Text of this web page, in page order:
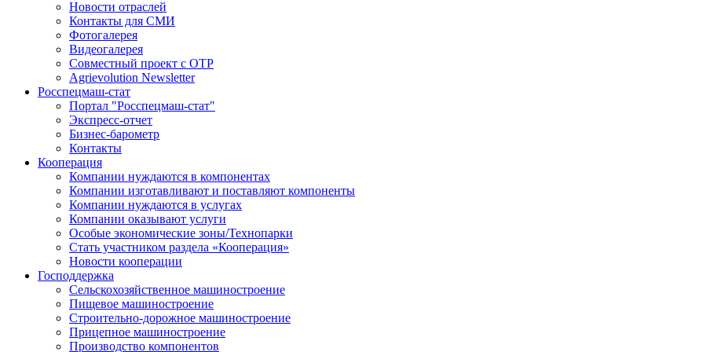
Новости отраслей
Контакты для СМИ
Фотогалерея
Видеогалерея
Совместный проект с ОТР
Agrievolution Newsletter
Росспецмаш-стат
Портал "Росспецмаш-стат"
Экспресс-отчет
Бизнес-барометр
Контакты
Кооперация
Компании нуждаются в компонентах
Компании изготавливают и поставляют компоненты
Компании нуждаются в услугах
Компании оказывают услуги
Особые экономические зоны/Технопарки
Стать участником раздела «Кооперация»
Новости кооперации
Господдержка
Сельскохозяйственное машиностроение
Пищевое машиностроение
Строительно-дорожное машиностроение
Прицепное машиностроение
Производство компонентов